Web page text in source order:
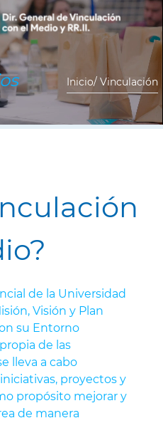
Inicio/ Vinculación
de la Universidad
Visión y Plan
su Entorno
de las
lleva a cabo
proyectos y
propósito mejorar y
de manera